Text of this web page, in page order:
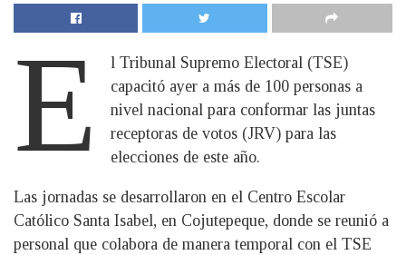
E
l Tribunal Supremo Electoral (TSE)
capacitó ayer a más de 100 personas a
nivel nacional para conformar las juntas
receptoras de votos (JRV) para las
elecciones de este año.
Las jornadas se desarrollaron en el Centro Escolar
Católico Santa Isabel, en Cojutepeque, donde se reunió a
personal que colabora de manera temporal con el TSE